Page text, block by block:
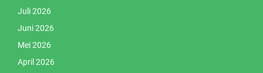
Juli 2026
Juni 2026
Mei 2026
April 2026